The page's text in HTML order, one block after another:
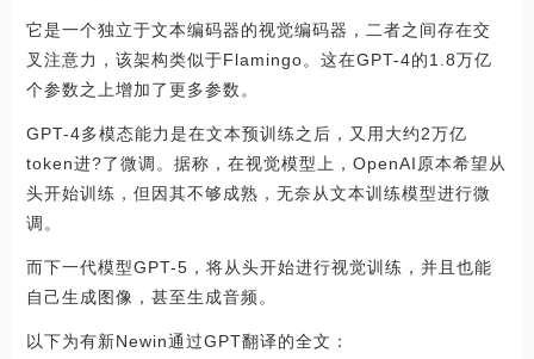
它是一个独立于文本编码器的视觉编码器，二者之间存在交
叉注意力，该架构类似于Flamingo。这在GPT-4的1.8万亿
个参数之上增加了更多参数。
GPT-4多模态能力是在文本预训练之后，又用大约2万亿
token进?了微调。据称，在视觉模型上，OpenAI原本希望从
头开始训练，但因其不够成熟，无奈从文本训练模型进行微
调。
而下一代模型GPT-5，将从头开始进行视觉训练，并且也能
自己生成图像，甚至生成音频。
以下为有新Newin通过GPT翻译的全文：